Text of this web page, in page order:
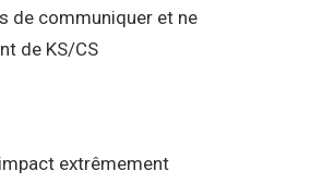
de communiquer et ne
de KS/CS
extrêmement